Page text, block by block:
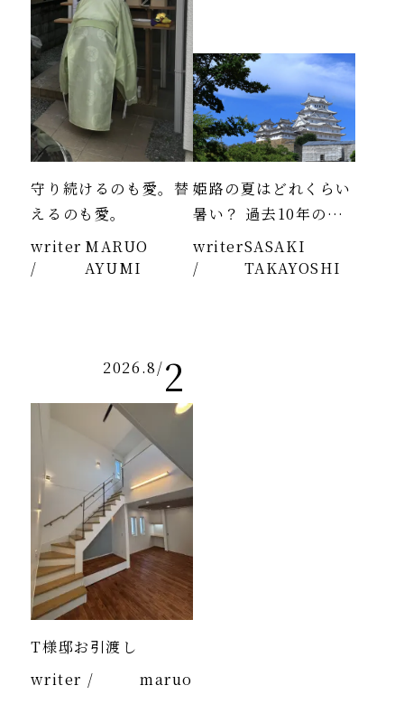
守り続けるのも愛。替
えるのも愛。
writer
/
MARUO
AYUMI
姫路の夏はどれくらい
暑い？ 過去10年のデ
ータより
writer
/
SASAKI
TAKAYOSHI
2026.8/2
T様邸お引渡し
writer /
maruo